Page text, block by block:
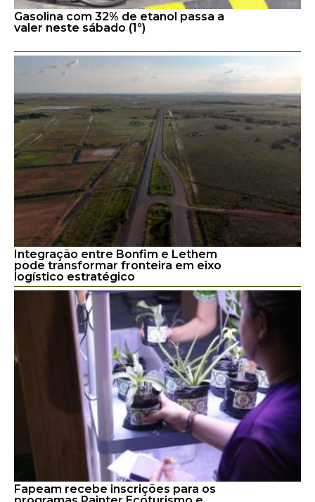
Gasolina com 32% de etanol passa a
valer neste sábado (1º)
Integração entre Bonfim e Lethem
pode transformar fronteira em eixo
logístico estratégico
Fapeam recebe inscrições para os